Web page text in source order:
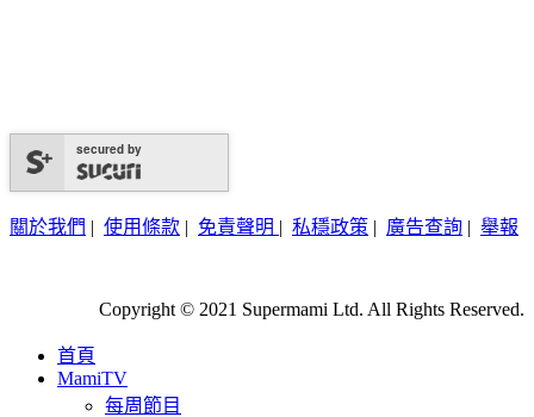
secured by
關於我們 | 使用條款 | 免責聲明 | 私穩政策 | 廣告查詢 | 舉報
Copyright © 2021 Supermami Ltd. All Rights Reserved.
首頁
MamiTV
每周節目